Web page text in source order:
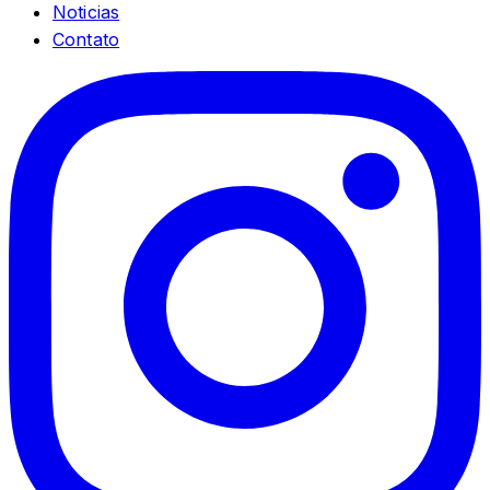
Noticias
Contato